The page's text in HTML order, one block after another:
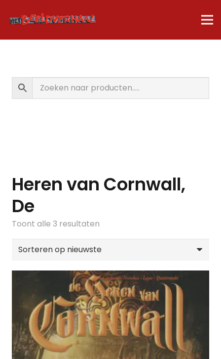
Heren van Cornwall,
De
Toont alle 3 resultaten
op
nieuwste